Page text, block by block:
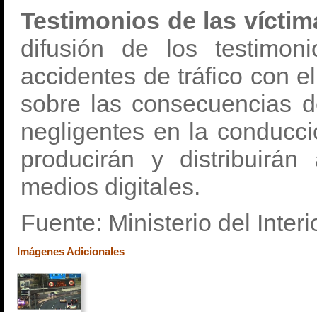
Testimonios de las
difusión de los
accidentes de tráfico con
sobre las consecuencias
negligentes en la
producirán y
medios digitales.
Fuente: Ministerio del
Imágenes Adicionales